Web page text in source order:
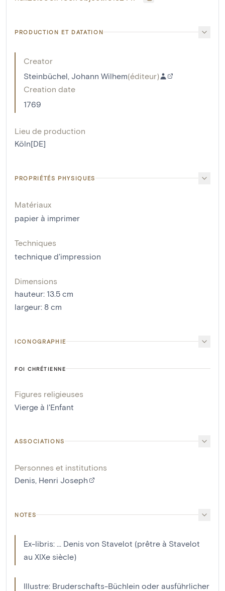
PRODUCTION ET DATATION
Creator
Steinbüchel, Johann Wilhem(éditeur)
Creation date
1769
Lieu de production
Köln[DE]
PROPRIÉTÉS PHYSIQUES
Matériaux
papier à imprimer
Techniques
technique d'impression
Dimensions
hauteur: 13.5 cm
largeur: 8 cm
ICONOGRAPHIE
FOI CHRÉTIENNE
Figures religieuses
Vierge à l'Enfant
ASSOCIATIONS
Personnes et institutions
Denis, Henri Joseph
NOTES
Ex-libris: ... Denis von Stavelot (prêtre à Stavelot
au XIXe siècle)
Illustre: Bruderschafts-Büchlein oder ausführlicher